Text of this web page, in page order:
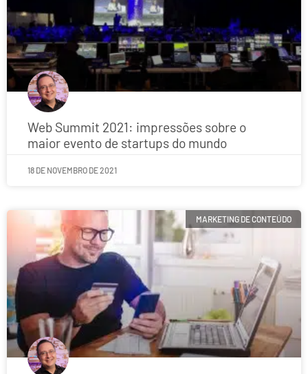
Web Summit 2021: impressões sobre o
maior evento de startups do mundo
18 DE NOVEMBRO DE 2021
MARKETING DE CONTEÚDO